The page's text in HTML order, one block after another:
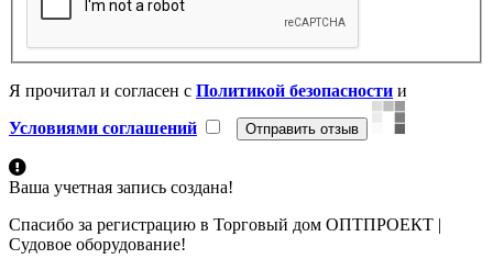
Я прочитал и согласен с Политикой безопасности и
Условиями соглашений
Ваша учетная запись создана!
Спасибо за регистрацию в Торговый дом ОПТПРОЕКТ |
Судовое оборудование!